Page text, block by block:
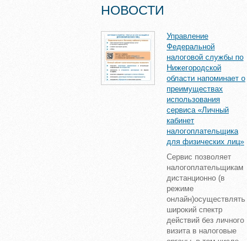
НОВОСТИ
Управление
Федеральной
налоговой службы по
Нижегородской
области напоминает о
преимуществах
использования
сервиса «Личный
кабинет
налогоплательщика
для физических лиц»
Сервис позволяет
налогоплательщикам
дистанционно (в
режиме
онлайн)осуществлять
широкий спектр
действий без личного
визита в налоговые